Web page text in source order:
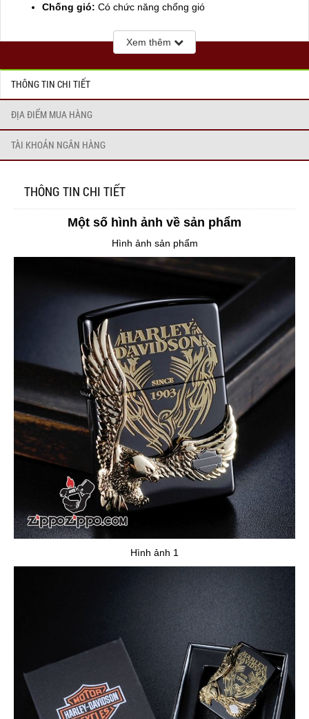
Chống gió: Có chức năng chống gió
Xem thêm
THÔNG TIN CHI TIẾT
ĐỊA ĐIỂM MUA HÀNG
TÀI KHOẢN NGÂN HÀNG
THÔNG TIN CHI TIẾT
Một số hình ảnh về sản phẩm
Hình ảnh sản phẩm
Hình ảnh 1